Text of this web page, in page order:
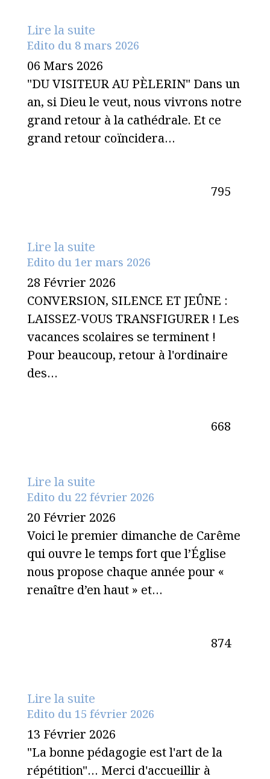
Lire la suite
Edito du 8 mars 2026
06 Mars 2026
"DU VISITEUR AU PÈLERIN" Dans un
an, si Dieu le veut, nous vivrons notre
grand retour à la cathédrale. Et ce
grand retour coïncidera…
795
Lire la suite
Edito du 1er mars 2026
28 Février 2026
CONVERSION, SILENCE ET JEÛNE :
LAISSEZ-VOUS TRANSFIGURER ! Les
vacances scolaires se terminent !
Pour beaucoup, retour à l'ordinaire
des…
668
Lire la suite
Edito du 22 février 2026
20 Février 2026
Voici le premier dimanche de Carême
qui ouvre le temps fort que l’Église
nous propose chaque année pour «
renaître d’en haut » et…
874
Lire la suite
Edito du 15 février 2026
13 Février 2026
"La bonne pédagogie est l'art de la
répétition"… Merci d'accueillir à